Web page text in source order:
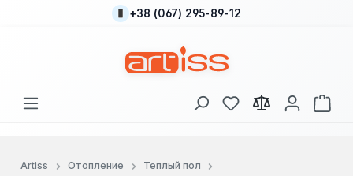
Перейти к основному содержанию
+38 (067) 295-89-12
У вас есть товары
В
Artiss Отопление
Теплый пол